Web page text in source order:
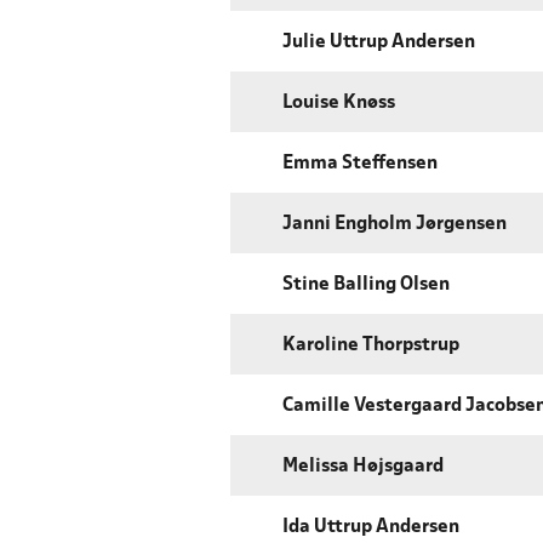
Julie Uttrup Andersen
Louise Knøss
Emma Steffensen
Janni Engholm Jørgensen
Stine Balling Olsen
Karoline Thorpstrup
Camille Vestergaard
Melissa Højsgaard
Ida Uttrup Andersen